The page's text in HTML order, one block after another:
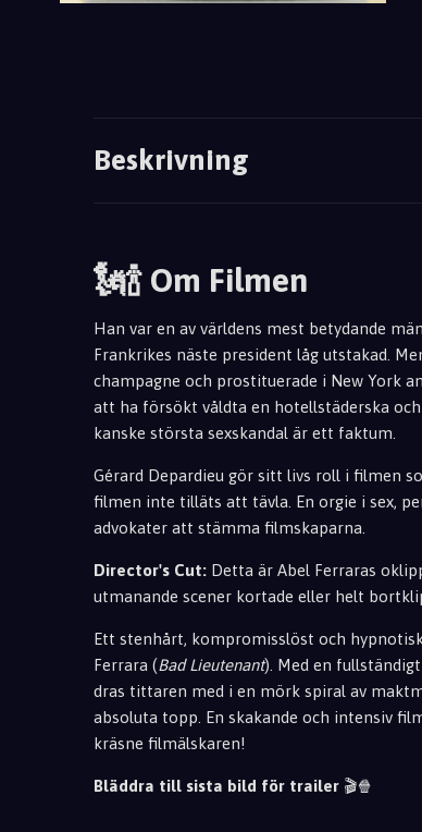
Beskrivning
🗽🍾 Om Filmen
Han var en av världens mest betydande
Frankrikes näste president låg utstakad.
champagne och prostituerade i New York
att ha försökt våldta en hotellstäderska
kanske största sexskandal är ett faktum.
Gérard Depardieu gör sitt livs roll i filmen
filmen inte tilläts att tävla. En orgie i sex,
advokater att stämma filmskaparna.
Director's Cut: Detta är Abel Ferraras
utmanande scener kortade eller helt
Ett stenhårt, kompromisslöst och
Ferrara (Bad Lieutenant). Med en
dras tittaren med i en mörk spiral av
absoluta topp. En skakande och intensiv
kräsne filmälskaren!
Bläddra till sista bild för trailer 🎬🍿